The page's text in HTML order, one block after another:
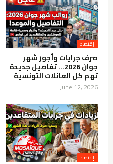
إقتصاد
صرف جرايات وأجور شهر
جوان 2026… تفاصيل جديدة
تهم كل العائلات التونسية
June 12, 2026
إقتصاد